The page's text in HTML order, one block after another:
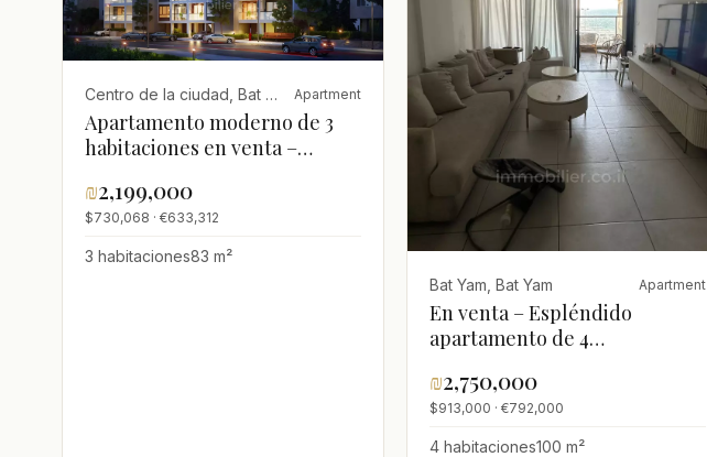
Centro de la ciudad, Bat Yam Apartment
Apartamento moderno de 3
habitaciones en venta –
₪2,199,000
$730,068 · €633,312
3 habitaciones83 m²
Bat Yam, Bat Yam Apartment
En venta – Espléndido
apartamento de 4
de mar, con vistas al mar
₪2,750,000
$913,000 · €792,000
4 habitaciones100 m²